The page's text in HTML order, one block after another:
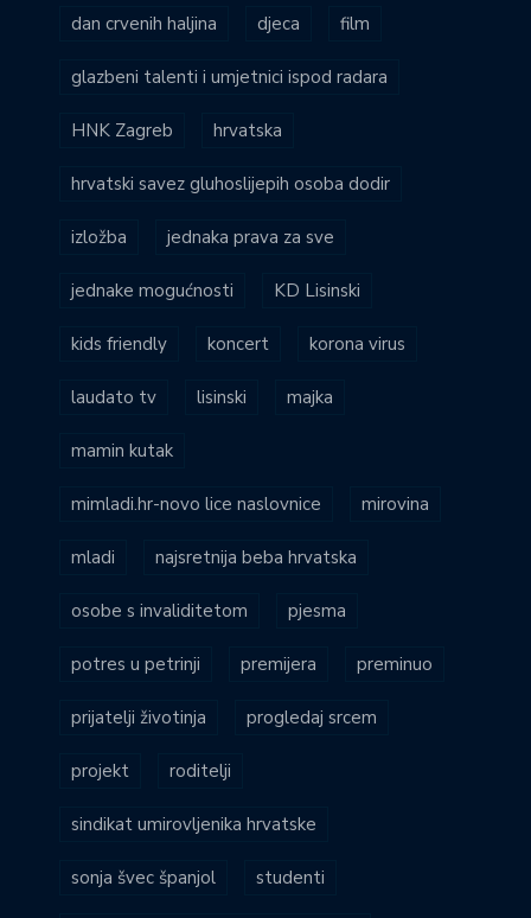
dan crvenih haljina djeca film
glazbeni talenti i umjetnici ispod radara
HNK Zagreb hrvatska
hrvatski savez gluhoslijepih osoba dodir
izložba jednaka prava za sve
jednake mogućnosti KD Lisinski
kids friendly koncert korona virus
laudato tv lisinski majka
mamin kutak
mimladi.hr-novo lice naslovnice mirovina
mladi najsretnija beba hrvatska
osobe s invaliditetom pjesma
potres u petrinji premijera preminuo
prijatelji životinja progledaj srcem
projekt roditelji
sindikat umirovljenika hrvatske
sonja švec španjol studenti